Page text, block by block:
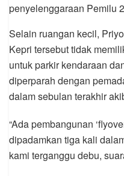
penyelenggaraan Pemilu
Selain ruangan kecil,
Kepri tersebut tidak
untuk parkir kendaraan
diperparah dengan
dalam sebulan terakhir
“Ada pembangunan
dipadamkan tiga kali
kami terganggu debu,